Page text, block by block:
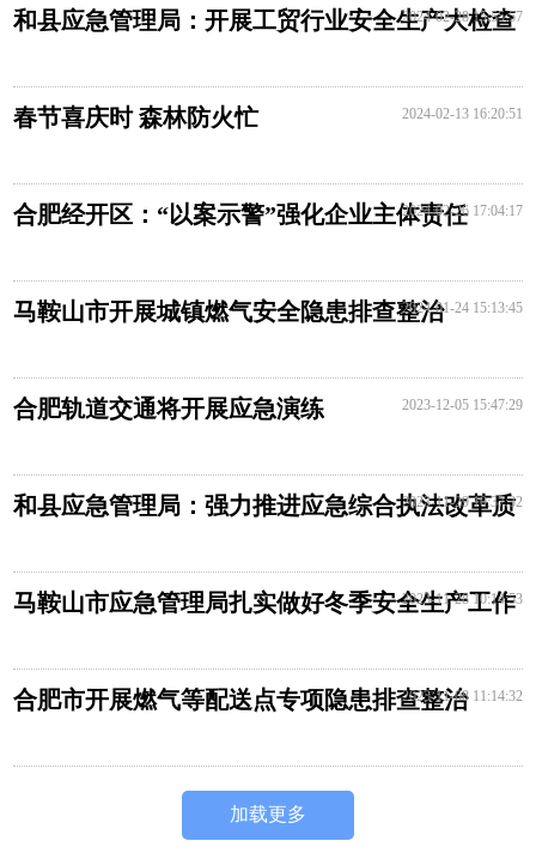
和县应急管理局：开展工贸行业安全生产大检查
2024-02-28 15:55:57
春节喜庆时 森林防火忙 2024-02-13 16:20:51
合肥经开区：“以案示警”强化企业主体责任
2024-02-26 17:04:17
马鞍山市开展城镇燃气安全隐患排查整治2024-01-24 15:13:45
合肥轨道交通将开展应急演练 2023-12-05 15:47:29
和县应急管理局：强力推进应急综合执法改革质
2023-11-29 10:37:32
马鞍山市应急管理局扎实做好冬季安全生产工作
2023-11-28 10:14:53
合肥市开展燃气等配送点专项隐患排查整治
2023-11-08 11:14:32
加载更多